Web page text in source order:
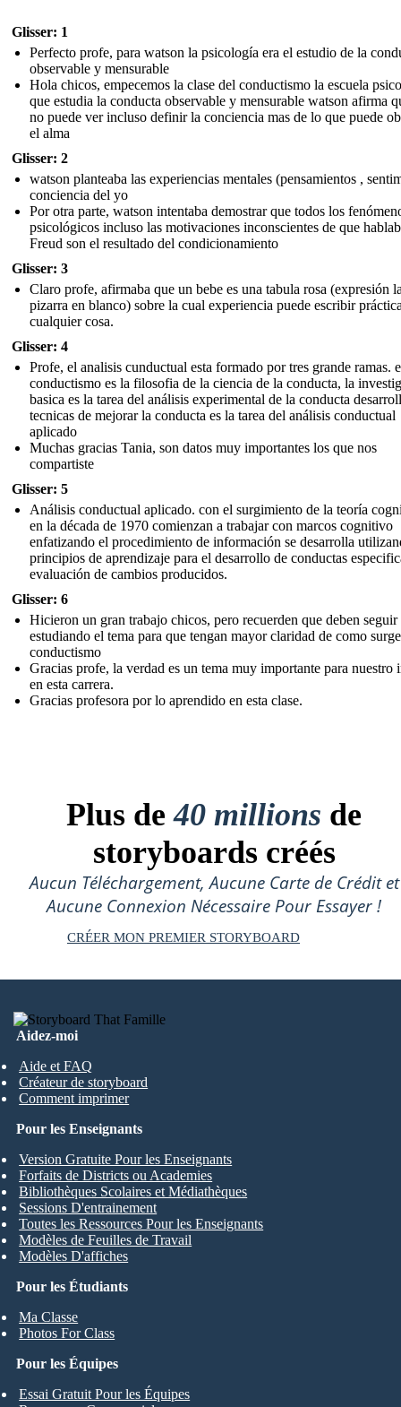
Glisser: 1
Perfecto profe, para watson la psicología era el estudio de la
observable y mensurable
Hola chicos, empecemos la clase del conductismo la escuela
que estudia la conducta observable y mensurable watson afirma
no puede ver incluso definir la conciencia mas de lo que puede
el alma
Glisser: 2
watson planteaba las experiencias mentales (pensamientos ,
conciencia del yo
Por otra parte, watson intentaba demostrar que todos los
psicológicos incluso las motivaciones inconscientes de que
Freud son el resultado del condicionamiento
Glisser: 3
Claro profe, afirmaba que un bebe es una tabula rosa (expresión
pizarra en blanco) sobre la cual experiencia puede escribir
cualquier cosa.
Glisser: 4
Profe, el analisis cunductual esta formado por tres grande ramas.
conductismo es la filosofia de la ciencia de la conducta, la
basica es la tarea del análisis experimental de la conducta
tecnicas de mejorar la conducta es la tarea del análisis conductual
aplicado
Muchas gracias Tania, son datos muy importantes los que nos
compartiste
Glisser: 5
Análisis conductual aplicado. con el surgimiento de la teoría
en la década de 1970 comienzan a trabajar con marcos cognitivo
enfatizando el procedimiento de información se desarrolla
principios de aprendizaje para el desarrollo de conductas
evaluación de cambios producidos.
Glisser: 6
Hicieron un gran trabajo chicos, pero recuerden que deben seguir
estudiando el tema para que tengan mayor claridad de como
conductismo
Gracias profe, la verdad es un tema muy importante para nuestro
en esta carrera.
Gracias profesora por lo aprendido en esta clase.
Plus de40 millions de
storyboards créés
Aucun Téléchargement, Aucune Carte de Crédit et
Aucune Connexion Nécessaire Pour Essayer !
CRÉER MON PREMIER STORYBOARD
Aidez-moi
Aide et FAQ
Créateur de storyboard
Comment imprimer
Pour les Étudiants
Ma Classe
Photos For Class
Pour les Enseignants
Version Gratuite Pour les Enseignants
Forfaits de Districts ou Academies
Bibliothèques Scolaires et Médiathèques
Sessions D'entrainement
Toutes les Ressources Pour les Enseignants
Modèles de Feuilles de Travail
Modèles D'affiches
Pour les Équipes
Essai Gratuit Pour les Équipes